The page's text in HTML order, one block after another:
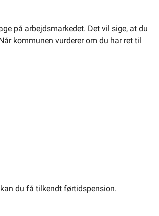
på arbejdsmarkedet. Det vil sige, at du
kommunen vurderer om du har ret til
du få tilkendt førtidspension.